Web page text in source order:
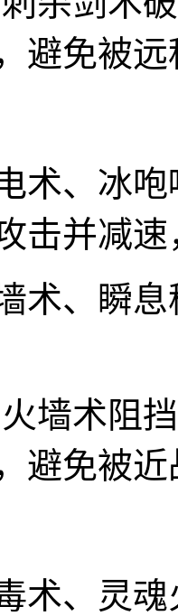
避免被
术、冰
击并减
术、瞬
墙术阻
避免被
术、灵